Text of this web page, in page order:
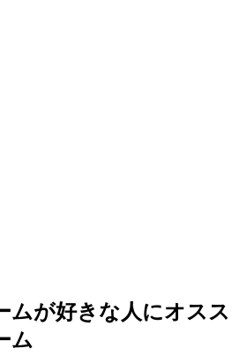
ムが好きな人にオスス
ム